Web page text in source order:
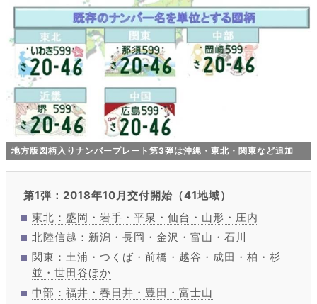
地方版図柄入りナンバープレート第3弾は沖縄・東北・関東など追加
第1弾：2018年10月交付開始（41地域）
東北：盛岡・岩手・平泉・仙台・山形・庄内
北陸信越：新潟・長岡・金沢・富山・石川
関東：土浦・つくば・前橋・越谷・成田・柏・杉
並・世田谷ほか
中部：福井・春日井・豊田・富士山